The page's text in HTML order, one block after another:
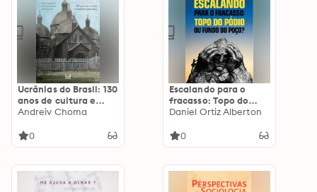
Ucrânias do Brasil: 130
anos de cultura e
tradição ucraniana
Andreiv Choma
0
Escalando para o
fracasso: Topo do
pódio ou fundo do
Daniel Ortiz Alberton
0